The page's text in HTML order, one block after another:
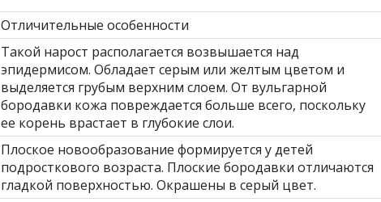
Отличительные особенности
Такой нарост располагается возвышается над
эпидермисом. Обладает серым или желтым цветом и
выделяется грубым верхним слоем. От вульгарной
бородавки кожа повреждается больше всего, поскольку
ее корень врастает в глубокие слои.
Плоское новообразование формируется у детей
подросткового возраста. Плоские бородавки отличаются
гладкой поверхностью. Окрашены в серый цвет.